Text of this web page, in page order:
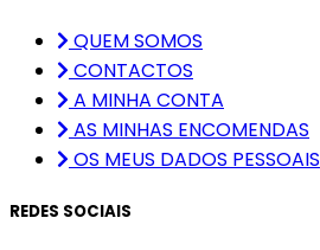
QUEM SOMOS
CONTACTOS
A MINHA CONTA
AS MINHAS ENCOMENDAS
OS MEUS DADOS PESSOAIS
REDES SOCIAIS